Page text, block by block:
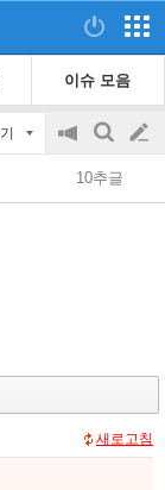
이슈 모음
공
지
on/off
검
색
글
쓰
10추글
새로고침